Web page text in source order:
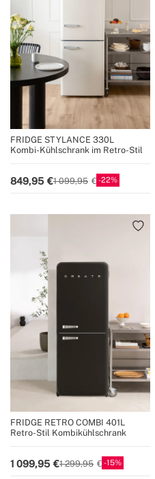
FRIDGE STYLANCE 330L
Kombi-Kühlschrank im Retro-Stil
849,95 1 099,95 22
FRIDGE RETRO COMBI 401L
Retro-Stil Kombikühlschrank
1 099,95 1 299,95 15